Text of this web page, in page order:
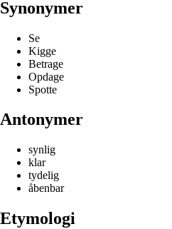
Synonymer
Se
Kigge
Betrage
Opdage
Spotte
Antonymer
synlig
klar
tydelig
åbenbar
Etymologi